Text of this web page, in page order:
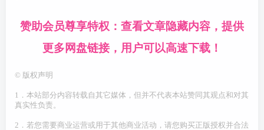
赞助会员尊享特权：查看文章隐藏内容，提供
更多网盘链接，用户可以高速下载！
© 版权声明
1．本站部分内容转载自其它媒体，但并不代表本站赞同其观点和对其
真实性负责。
2．若您需要商业运营或用于其他商业活动，请您购买正版授权并合法